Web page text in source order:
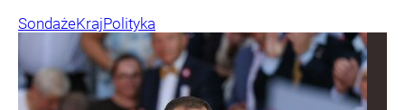
SondażeKrajPolityka